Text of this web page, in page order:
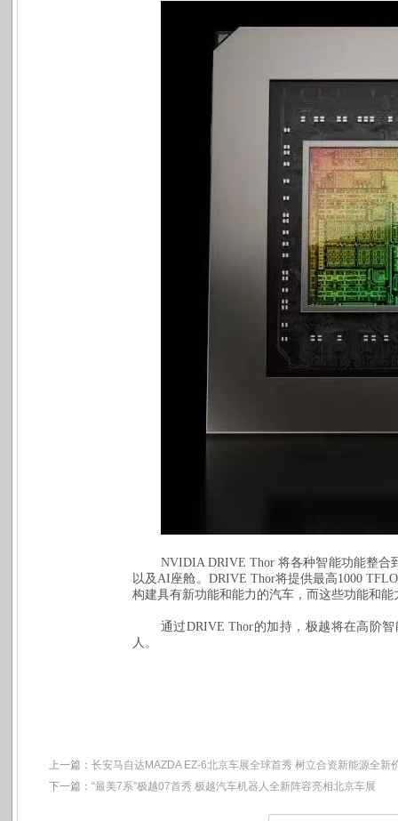
NVIDIA DRIVE Thor将各种智能功能整合
以及AI座舱。 DRIVE Thor将提供最高1000
构建具有新功能和能力的汽车，而这些功能和
通过DRIVE Thor的加持，极越将在高阶
人。
上一篇： 长安马自达MAZDA EZ-6北京车展全球首秀 树立合资新能源全新
下一篇： “最美7系”极越07首秀 极越汽车机器人全新阵容亮相北京车展